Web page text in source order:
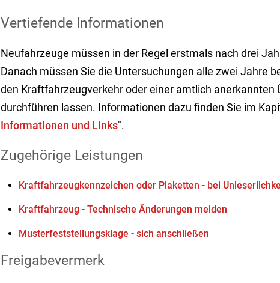
Vertiefende Informationen
Neufahrzeuge müssen in der Regel erstmals nach drei
Danach müssen Sie die Untersuchungen alle zwei Jahre
den Kraftfahrzeugverkehr oder einer amtlich anerkannten
durchführen lassen. Informationen dazu finden Sie im
Informationen und Links".
Zugehörige Leistungen
Kraftfahrzeugkennzeichen oder Plaketten - bei
Kraftfahrzeug - Technische Änderungen melden
Musterfeststellungsklage - sich anschließen
Freigabevermerk